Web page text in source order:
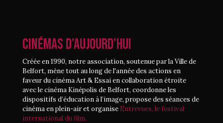
CINÉMAS D’AUJOURD’HUI
Créée en 1990, notre association, soutenue par la Ville de
Belfort, mène tout au long de l'année des actions en
faveur du cinéma Art & Essai en collaboration étroite
avec le cinéma Kinépolis de Belfort, coordonne les
dispositifs d’éducation à l’image, propose des séances de
cinéma en plein-air et organise Entrevues, le festival
international du film.